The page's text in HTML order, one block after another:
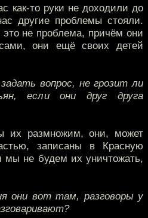
как-то руки не доходили до
другие проблемы стояли.
не проблема, причём они
они ещё своих детей
вопрос, не грозит ли
если они друг друга
их размножим, они, может
записаны в Красную
мы не будем их уничтожать,
они вот там, разговоры у